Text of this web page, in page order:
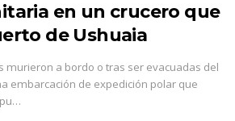
en un crucero que
de Ushuaia
murieron a bordo o tras ser evacuadas del
embarcación de expedición polar que